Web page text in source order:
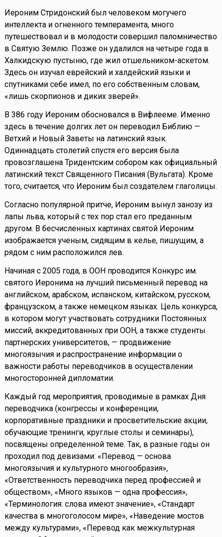
Иероним Стридонский был человеком могучего
интеллекта и огненного темперамента, много
путешествовал и в молодости совершил паломничество
в Святую Землю. Позже он удалился на четыре года в
Халкидскую пустыню, где жил отшельником-аскетом.
Здесь он изучал еврейский и халдейский языки и
спутниками себе имел, по его собственным словам,
«лишь скорпионов и диких зверей».
В 386 году Иероним обосновался в Вифлееме. Именно
здесь в течение долгих лет он переводил Библию —
Ветхий и Новый Заветы на латинский язык.
Одиннадцать столетий спустя его версия была
провозглашена Тридентским собором как официальный
латинский текст Священного Писания (Вульгата). Кроме
того, считается, что Иероним был создателем глаголицы.
Согласно популярной притче, Иероним вынул занозу из
лапы льва, который с тех пор стал его преданным
другом. В бесчисленных картинах святой Иероним
изображается ученым, сидящим в келье, пишущим, а
рядом с ним расположился лев.
Начиная с 2005 года, в ООН проводится Конкурс им.
святого Иеронима на лучший письменный перевод на
английском, арабском, испанском, китайском, русском,
французском, а также немецком языках. Цель конкурса,
в котором могут участвовать сотрудники Постоянных
миссий, аккредитованных при ООН, а также студенты
партнерских университетов, — продвижение
многоязычия и распространение информации о
важности работы переводчиков в осуществлении
многосторонней дипломатии.
Каждый год мероприятия, проводимые в рамках Дня
переводчика (конгрессы и конференции,
корпоративные праздники и просветительские акции,
обучающие тренинги, круглые столы и семинары),
посвящены определенной теме. Так, в разные годы он
проходил под девизами: «Перевод — основа
многоязычия и культурного многообразия»,
«Ответственность переводчика перед профессией и
обществом», «Много языков — одна профессия»,
«Терминология: слова имеют значение», «Стандарт
качества в многоголосом мире», «Наведение мостов
между культурами», «Перевод как межкультурная